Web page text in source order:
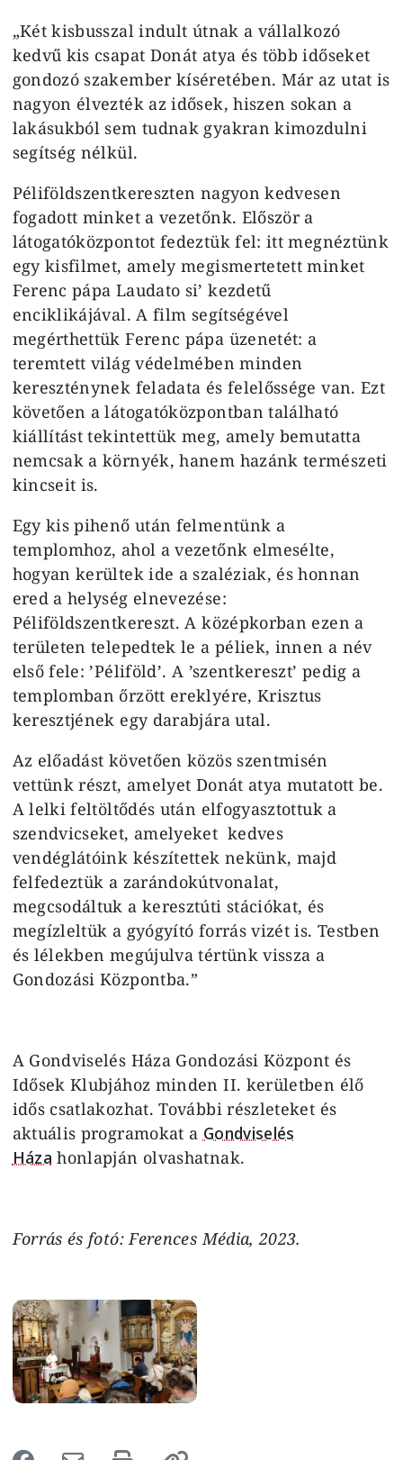
„Két kisbusszal indult útnak a vállalkozó
kedvű kis csapat Donát atya és több időseket
gondozó szakember kíséretében. Már az utat is
nagyon élvezték az idősek, hiszen sokan a
lakásukból sem tudnak gyakran kimozdulni
segítség nélkül.
Péliföldszentkereszten nagyon kedvesen
fogadott minket a vezetőnk. Először a
látogatóközpontot fedeztük fel: itt megnéztünk
egy kisfilmet, amely megismertetett minket
Ferenc pápa Laudato si’ kezdetű
enciklikájával. A film segítségével
megérthettük Ferenc pápa üzenetét: a
teremtett világ védelmében minden
kereszténynek feladata és felelőssége van. Ezt
követően a látogatóközpontban található
kiállítást tekintettük meg, amely bemutatta
nemcsak a környék, hanem hazánk természeti
kincseit is.
Egy kis pihenő után felmentünk a
templomhoz, ahol a vezetőnk elmesélte,
hogyan kerültek ide a szaléziak, és honnan
ered a helység elnevezése:
Péliföldszentkereszt. A középkorban ezen a
területen telepedtek le a péliek, innen a név
első fele: ’Péliföld’. A ’szentkereszt’ pedig a
templomban őrzött ereklyére, Krisztus
keresztjének egy darabjára utal.
Az előadást követően közös szentmisén
vettünk részt, amelyet Donát atya mutatott be.
A lelki feltöltődés után elfogyasztottuk a
szendvicseket, amelyeket kedves
vendéglátóink készítettek nekünk, majd
felfedeztük a zarándokútvonalat,
megcsodáltuk a keresztúti stációkat, és
megízleltük a gyógyító forrás vizét is. Testben
és lélekben megújulva tértünk vissza a
Gondozási Központba.”
A Gondviselés Háza Gondozási Központ és
Idősek Klubjához minden II. kerületben élő
idős csatlakozhat. További részleteket és
aktuális programokat a Gondviselés
Háza honlapján olvashatnak.
Forrás és fotó: Ferences Média, 2023.
Image